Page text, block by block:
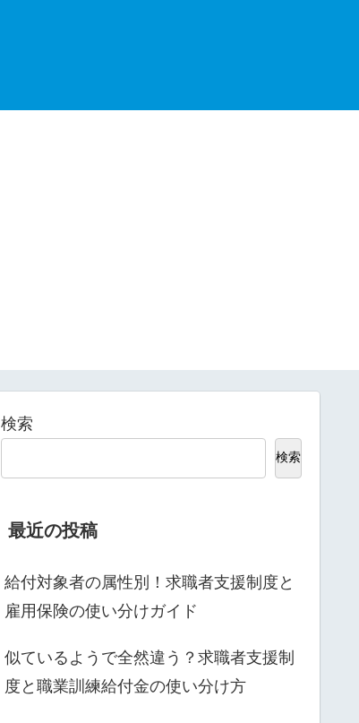
検索
検索
最近の投稿
給付対象者の属性別！求職者支援制度と
雇用保険の使い分けガイド
似ているようで全然違う？求職者支援制
度と職業訓練給付金の使い分け方